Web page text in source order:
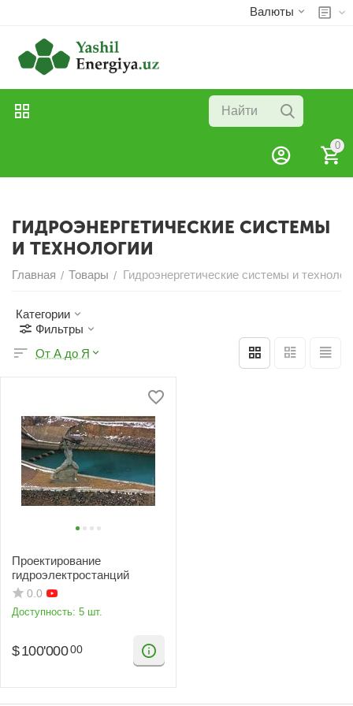
Валюты
0
ГИДРОЭНЕРГЕТИЧЕСКИЕ СИСТЕМЫ
И ТЕХНОЛОГИИ
Главная / Товары / Гидроэнергетические системы и
Категории
Фильтры
От А до Я
Проектирование
гидроэлектростанций
0.0
Доступность: 5 шт.
$100'000 00